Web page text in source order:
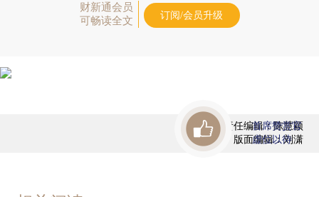
财新通会员
可畅读全文
订阅/会员升级
责任编辑：陈慧颖
版面编辑：刘潇
首席赞赏官
虚位以待